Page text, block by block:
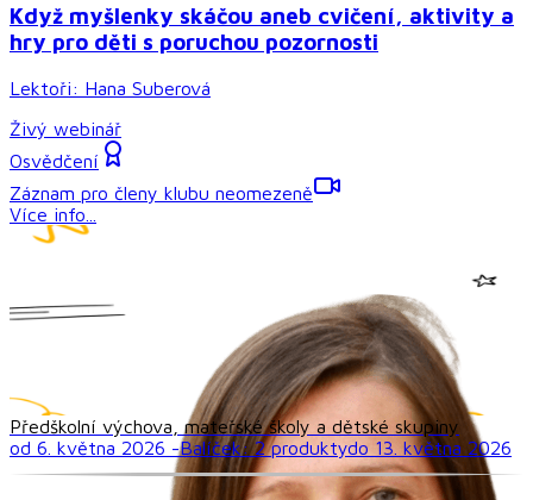
Když myšlenky skáčou aneb cvičení, aktivity a
hry pro děti s poruchou pozornosti
Lektoři: Hana Suberová
Živý webinář
Osvědčení
Záznam pro členy klubu neomezeně
Více info...
Předškolní výchova, mateřské školy a dětské skupiny
od 6. května 2026 -Balíček: 2produktydo 13. května 2026